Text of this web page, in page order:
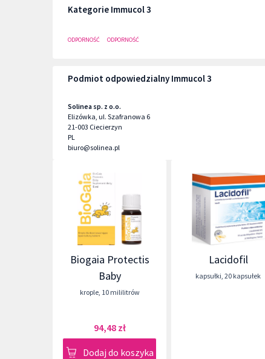
Kategorie Immucol 3
ODPORNOŚĆ ODPORNOŚĆ
Podmiot odpowiedzialny Immucol 3
Solinea sp. z o.o.
Elizówka, ul. Szafranowa 6
21-003 Ciecierzyn
PL
biuro@solinea.pl
Biogaia Protectis
Baby
krople, 10 mililitrów
94,48 zł
Dodaj do koszyka
Lacidofil
kapsułki,20 kapsułek